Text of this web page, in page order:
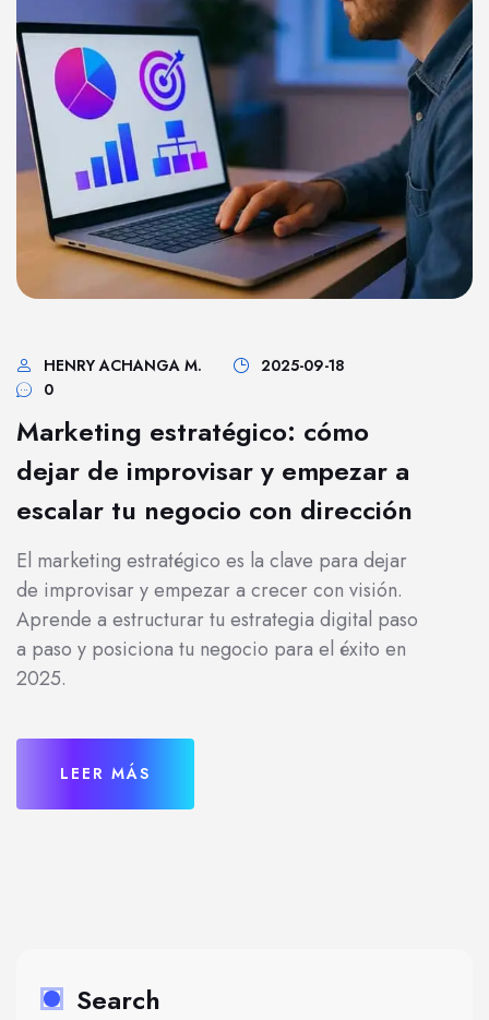
HENRY ACHANGA M.
2025-09-18
0
Marketing estratégico: cómo
dejar de improvisar y empezar a
escalar tu negocio con dirección
El marketing estratégico es la clave para dejar
de improvisar y empezar a crecer con visión.
Aprende a estructurar tu estrategia digital paso
a paso y posiciona tu negocio para el éxito en
2025.
LEER MÁS
Search